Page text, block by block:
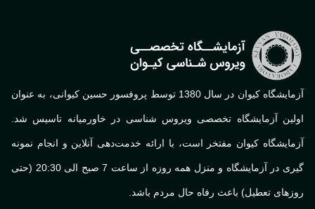
آزمایشگاه کیوان در سال 1380 توسط پروفسور حسین کیوانی، به عنوان
اولین آزمایشگاه تخصصی ویروس شناسی در خاورمیانه تاسیس شد.
آزمایشگاه کیوان مفتخر است، با ارائه خدمت‌دهی آنلاین و انجام نمونه
گیری در آزمایشگاه و منزل همه روزه از ساعت 7 صبح الی 20:30 (حتی
روزهای تعطیل) باعث رفاه حال مردم باشد.